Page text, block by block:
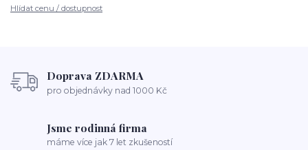
Hlídat cenu / dostupnost
Doprava ZDARMA
pro objednávky nad 1000 Kč
Jsme rodinná firma
máme více jak 7 let zkušeností